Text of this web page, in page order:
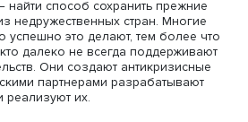
три кризисных фактора. Во-
финансовый кризис, который
многие считают, еще не достиг
пандемия COVID-19. Она сломала
в бизнесе, заставила
последствия полностью еще не